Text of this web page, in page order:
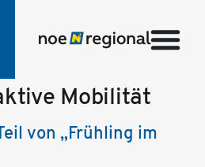
Mobilität
von „Frühling im